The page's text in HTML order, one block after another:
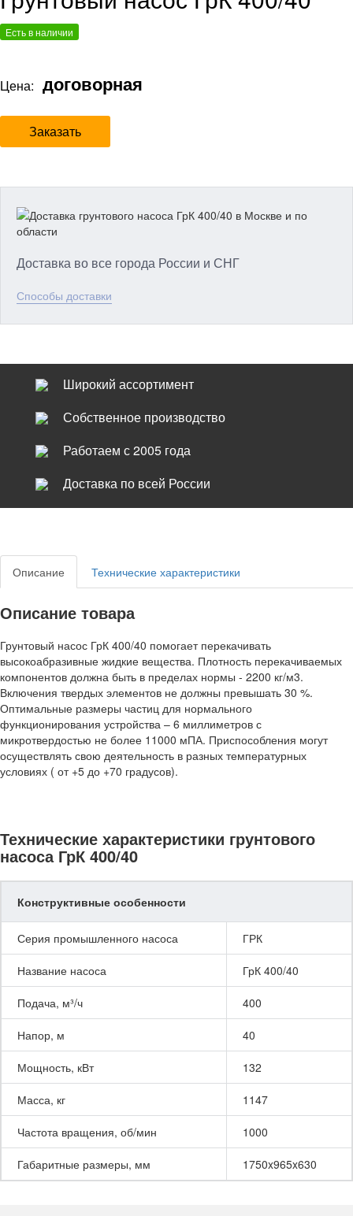
Есть в наличии
Цена: договорная
Заказать
Доставка во все города России и СНГ
Способы доставки
Широкий ассортимент
Собственное производство
Работаем с 2005 года
Доставка по всей России
Описание Технические характеристики
Описание товара
Грунтовый насос ГрК 400/40 помогает перекачивать
высокоабразивные жидкие вещества. Плотность перекачиваемых
компонентов должна быть в пределах нормы - 2200 кг/м3.
Включения твердых элементов не должны превышать 30 %.
Оптимальные размеры частиц для нормального
функционирования устройства – 6 миллиметров с
микротвердостью не более 11000 мПА. Приспособления могут
осуществлять свою деятельность в разных температурных
условиях ( от +5 до +70 градусов).
Технические характеристики грунтового
насоса ГрК 400/40
Конструктивные особенности
Серия промышленного насоса ГРК
Название насоса ГрК 400/40
Подача, м³/ч 400
Напор, м 40
Мощность, кВт 132
Масса, кг 1147
Частота вращения, об/мин 1000
Габаритные размеры, мм 1750x965x630